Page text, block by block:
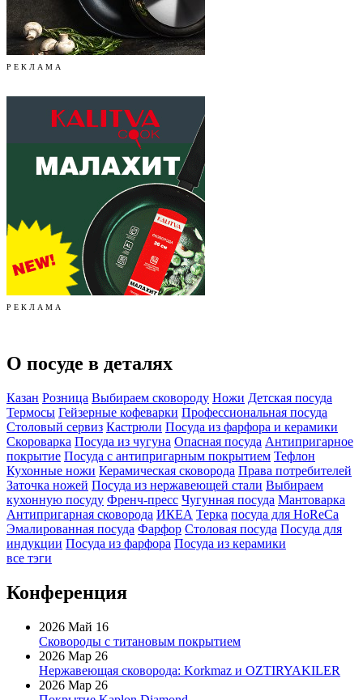
Р Е К Л А М А
Р Е К Л А М А
О посуде в деталях
Казан Розница Выбираем сковороду Ножи Детская посуда
Термосы Гейзерные кофеварки Профессиональная посуда
Столовый сервиз Кастрюли Посуда из фарфора и керамики
Скороварка Посуда из чугуна Опасная посуда Антипригарное
покрытие Посуда с антипригарным покрытием Тефлон
Кухонные ножи Керамическая сковорода Права потребителей
Заточка ножей Посуда из нержавеющей стали Выбираем
кухонную посуду Френч-пресс Чугунная посуда Мантоварка
Антипригарная сковорода ИКЕА Терка посуда для HoReCa
Эмалированная посуда Фарфор Столовая посуда Посуда для
индукции Посуда из фарфора Посуда из керамики
все тэги
Конференция
2026 Май 16
Сковороды с титановым покрытием
2026 Мар 26
Нержавеющая сковорода: Korkmaz и OZTIRYAKILER
2026 Мар 26